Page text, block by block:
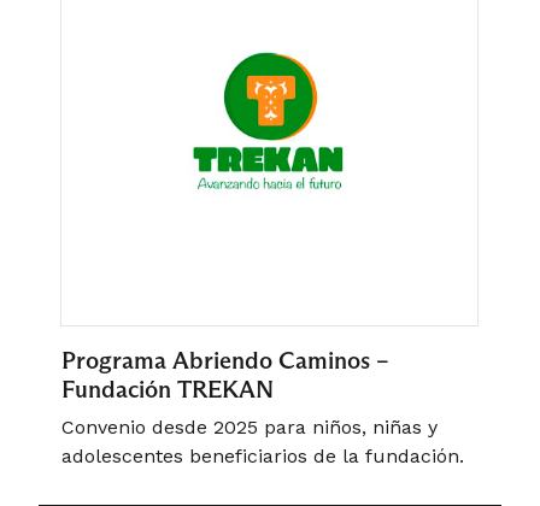
Programa Abriendo Caminos –
Fundación TREKAN
Convenio desde 2025 para niños, niñas y
adolescentes beneficiarios de la fundación.